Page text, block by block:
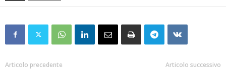
Articolo precedente Articolo successivo